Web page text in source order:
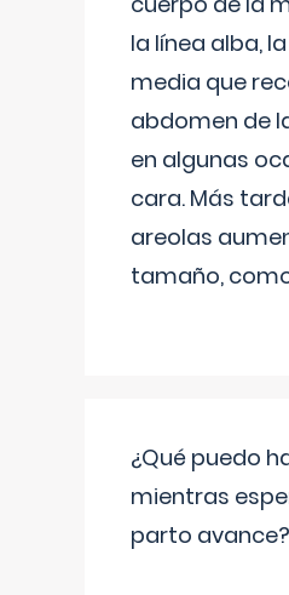
la línea alba,
media que
abdomen de
en algunas
cara. Más
areolas
tamaño,
¿Qué puedo
mientras
parto avance?